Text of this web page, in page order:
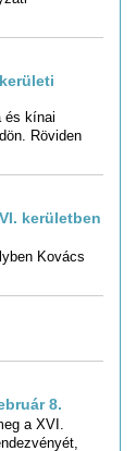
kínai
Röviden
kerületben
8.
a XVI.